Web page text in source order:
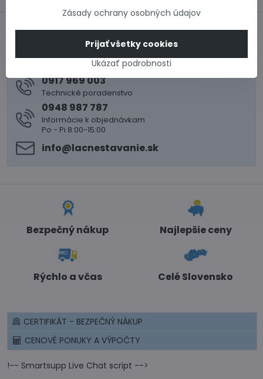
Predchádzajúci
Nasledujúci produkt
0917 969 003
Technické poradenstvo
0948 987 787
Informácie k objednávkam
Po - Pi 8:00-15:00
info​@lacnestavanie​.sk
Bezpečný nákup Najlepšie ceny
Rýchlo a včas Celé Slovensko
CERTIFIKÁT - BEZPEČNÝ NÁKUP
CENOVÉ PONUKY A VÝPOČTY
!-- Smartsupp Live Chat script -->
Zásady ochrany osobných údajov
Ukázať podrobnosti
Prijať všetky cookies